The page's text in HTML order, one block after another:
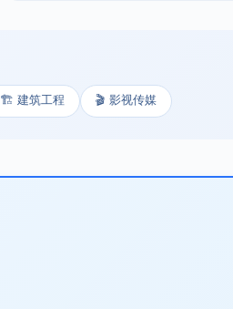
🏗️ 建筑工程 🎬 影视传媒